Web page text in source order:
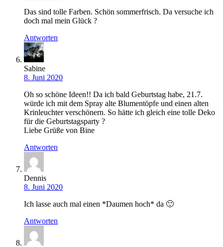
Das sind tolle Farben. Schön sommerfrisch. Da versuche ich
doch mal mein Glück ?
Antworten
Sabine
8. Juni 2020
Oh so schöne Ideen!! Da ich bald Geburtstag habe, 21.7.
würde ich mit dem Spray alte Blumentöpfe und einen alten
Krinleuchter verschönern. So hätte ich gleich eine tolle Deko
für die Geburtstagsparty ?
Liebe Grüße von Bine
Antworten
Dennis
8. Juni 2020
Ich lasse auch mal einen *Daumen hoch* da 🙂
Antworten